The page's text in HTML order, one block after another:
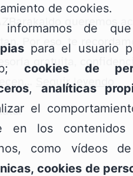
queremos
Por eso, te
gratuita,
Seguir leyendo
de cookies.
informamos de
para el usuario
cookies de
, analíticas
el
en los contenidos
como vídeos
cookies de